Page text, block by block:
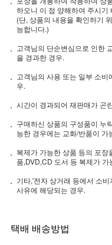
하오니 이 점 양해하여 주시기
(단, 상품의 내용을 확인하기
능합니다.)
고객님의 단순변심으로 인한
을 경과한 경우.
고객님의 사용 또는 일부 소
우.
시간이 경과되어 재판매가 곤
구매하신 상품의 구성품이 누
능한 경우에는 교화/반품이 가
복제가 가능한 상품 등의 포
품,DVD,CD 도서 등 복제가 가
기타,'전자 상거래 등에서 소
사유에 해당되는 경우.
택배 배송방법